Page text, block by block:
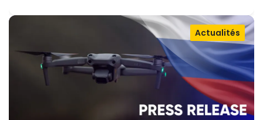
Actualités